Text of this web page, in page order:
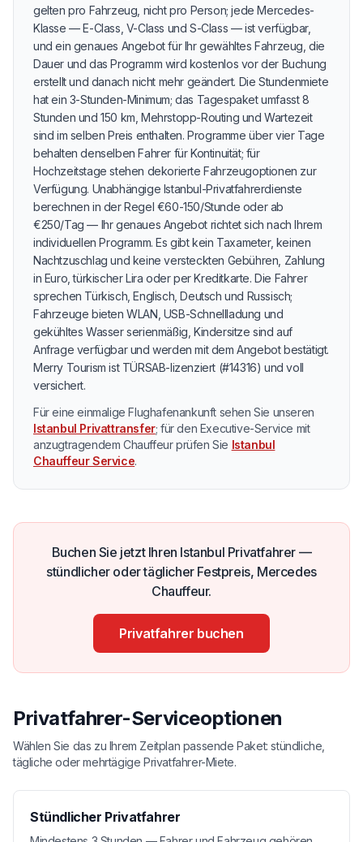
gelten pro Fahrzeug, nicht pro Person; jede Mercedes-
Klasse — E-Class, V-Class und S-Class — ist verfügbar,
und ein genaues Angebot für Ihr gewähltes Fahrzeug, die
Dauer und das Programm wird kostenlos vor der Buchung
erstellt und danach nicht mehr geändert. Die Stundenmiete
hat ein 3-Stunden-Minimum; das Tagespaket umfasst 8
Stunden und 150 km, Mehrstopp-Routing und Wartezeit
sind im selben Preis enthalten. Programme über vier Tage
behalten denselben Fahrer für Kontinuität; für
Hochzeitstage stehen dekorierte Fahrzeugoptionen zur
Verfügung. Unabhängige Istanbul-Privatfahrerdienste
berechnen in der Regel €60-150/Stunde oder ab
€250/Tag — Ihr genaues Angebot richtet sich nach Ihrem
individuellen Programm. Es gibt kein Taxameter, keinen
Nachtzuschlag und keine versteckten Gebühren, Zahlung
in Euro, türkischer Lira oder per Kreditkarte. Die Fahrer
sprechen Türkisch, Englisch, Deutsch und Russisch;
Fahrzeuge bieten WLAN, USB-Schnellladung und
gekühltes Wasser serienmäßig, Kindersitze sind auf
Anfrage verfügbar und werden mit dem Angebot bestätigt.
Merry Tourism ist TÜRSAB-lizenziert (#14316) und voll
versichert.
Für eine einmalige Flughafenankunft sehen Sie unseren
Istanbul Privattransfer; für den Executive-Service mit
anzugtragendem Chauffeur prüfen Sie Istanbul
Chauffeur Service.
Buchen Sie jetzt Ihren Istanbul Privatfahrer —
stündlicher oder täglicher Festpreis, Mercedes
Chauffeur.
Privatfahrer buchen
Privatfahrer-Serviceoptionen
Wählen Sie das zu Ihrem Zeitplan passende Paket: stündliche,
tägliche oder mehrtägige Privatfahrer-Miete.
Stündlicher Privatfahrer